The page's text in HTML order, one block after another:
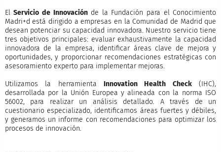
ElServicio de Innovaciónde la Fundación para el Conocimiento
Madri+d está dirigido a empresas en la Comunidad de Madrid que
desean potenciar su capacidad innovadora. Nuestro servicio tiene
tres objetivos principales: evaluar exhaustivamente la capacidad
innovadora de la empresa, identificar áreas clave de mejora y
oportunidades, y proporcionar recomendaciones estratégicas con
asesoramiento experto para implementar mejoras.
Utilizamos la herramienta Innovation Health Check(IHC),
desarrollada por la Unión Europea y alineada con la norma ISO
56002, para realizar un análisis detallado. A través de un
cuestionario especializado, identificamos áreas fuertes y débiles,
y generamos un informe con recomendaciones para optimizar los
procesos de innovación.